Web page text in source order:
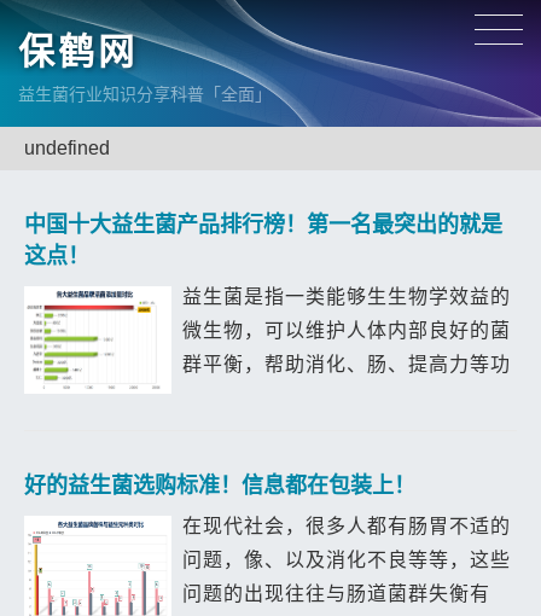
保鹤网
益生菌行业知识分享科普「全面」
undefined
中国十大益生菌产品排行榜！第一名最突出的就是
这点！
益生菌是指一类能够生生物学效益的
微生物，可以维护人体内部良好的菌
群平衡，帮助消化、肠、提高力等功
样的呢？接...
好的益生菌选购标准！信息都在包装上！
在现代社会，很多人都有肠胃不适的
问题，像、以及消化不良等等，这些
问题的出现往往与肠道菌群失衡有